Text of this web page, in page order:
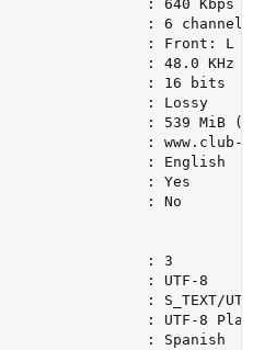
: 640 Kbps
: 6 channels
: Front: L C
: 48.0 KHz
: 16 bits
: Lossy
: 539 MiB
: www.club-
: English
: Yes
: No
: 3
: UTF-8
: S_TEXT/
: UTF-8
: Spanish